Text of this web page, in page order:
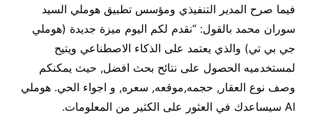
فيما صرح المدير التنفيذي ومؤسس تطبيق هوملي السيد
سوران محمد بالقول: “نقدم لكم اليوم ميزة جديدة (هوملي
جي بي تي) والذي يعتمد على الذكاء الاصطناعي ويتيح
لمستخدميه الحصول على نتائح بحث افضل, حيث يمكنكم
وصف نوع العقار, حجمه,موقعه, سعره, و اجواء الحي. هوملي
AI سيساعدك في العثور على الكثير من المعلومات.